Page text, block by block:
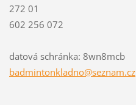
272 01
602 256 072
datová schránka: 8wn8mcb
badmintonkladno@seznam.cz